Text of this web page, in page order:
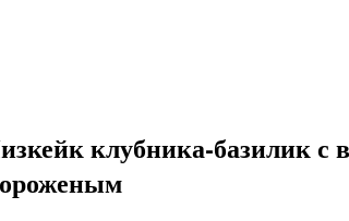
клубника-базилик с